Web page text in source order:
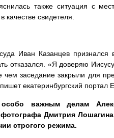
также ситуация с
свидетеля.
Иван Казанцев
отказался. «Я доверяю
заседание закрыли для
екатеринбургский портал
важным делам
Дмитрия
строгого режима.